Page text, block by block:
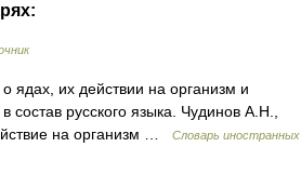
ядах, их действии на организм и
русского языка. Чудинов А.Н.,
на организм …
Словарь иностранных